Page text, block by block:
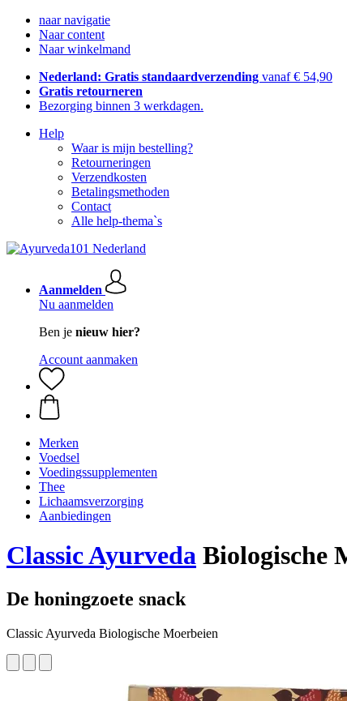
naar navigatie
Naar content
Naar winkelmand
Nederland: Gratis standaardverzending vanaf € 54,90
Gratis retourneren
Bezorging binnen 3 werkdagen.
Help
Waar is mijn bestelling?
Retourneringen
Verzendkosten
Betalingsmethoden
Contact
Alle help-thema`s
Aanmelden
Nu aanmelden
Ben je nieuw hier?
Account aanmaken
Merken
Voedsel
Voedingssupplementen
Thee
Lichaamsverzorging
Aanbiedingen
Classic Ayurveda Biologische
De honingzoete snack
Classic Ayurveda Biologische Moerbeien